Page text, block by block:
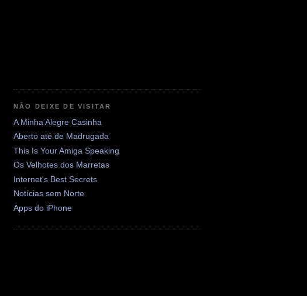
NÃO DEIXE DE VISITAR
A Minha Alegre Casinha
Aberto até de Madrugada
This Is Your Amiga Speaking
Os Velhotes dos Marretas
Internet's Best Secrets
Notícias sem Norte
Apps do iPhone